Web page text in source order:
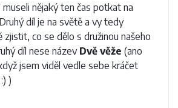
nějaký ten čas potkat na
díl je na světě a vy tedy
zjistit, co se dělo s družinou našeho
díl nese název Dvě věže (ano
jsem viděl vedle sebe kráčet
)